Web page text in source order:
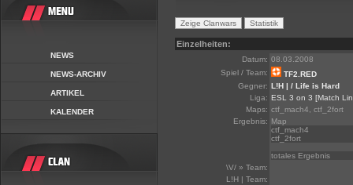
NEWS
NEWS-ARCHIV
ARTIKEL
KALENDER
Einzelheiten:
Datum: 08.03.2008
Spiel / Team:
TF2.RED
Gegner: L!H | / Life is Hard
Liga: ESL 3 on 3 [Match
Maps: ctf_mach4, ctf_2fort
Ergebnis: Map
ctf_mach4
ctf_2fort
totales Ergebnis
\V/ » Team:
L!H | Team: